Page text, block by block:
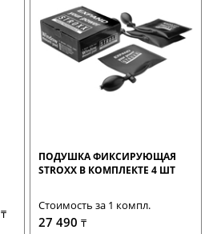
₸
ПОДУШКА ФИКСИРУЮЩАЯ
STROXX В КОМПЛЕКТЕ 4 ШТ
Стоимость за 1 компл.
27 490₸